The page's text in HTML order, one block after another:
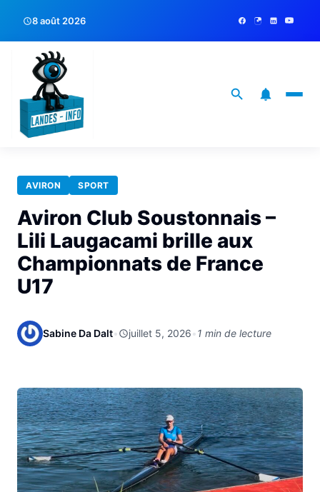
8 août 2026
AVIRON SPORT
Aviron Club Soustonnais –
Lili Laugacami brille aux
Championnats de France
U17
Sabine Da Dalt• juillet 5, 2026•1 min de lecture